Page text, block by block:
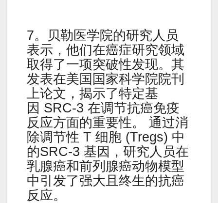
7。贝勒医学院的研究人员
表示，他们在癌症研究领域
取得了一项突破性发现。其
发表在美国国家科学院院刊
上论文，揭示了特定基
因 SRC-3 在调节抗癌免疫
反应方面的重要性。 通过消
除调节性 T 细胞 (Tregs) 中
的SRC-3 基因，研究人员在
乳腺癌和前列腺癌动物模型
中引发了强大且终生的抗癌
反应。